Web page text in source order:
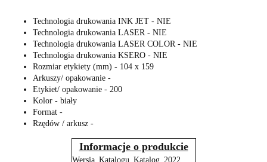
Technologia drukowania INK JET - NIE
Technologia drukowania LASER - NIE
Technologia drukowania LASER COLOR - NIE
Technologia drukowania KSERO - NIE
Rozmiar etykiety (mm) - 104 x 159
Arkuszy/ opakowanie -
Etykiet/ opakowanie - 200
Kolor - biały
Format -
Rzędów / arkusz -
Informacje o produkcie
Wersja_Katalogu Katalog_2022